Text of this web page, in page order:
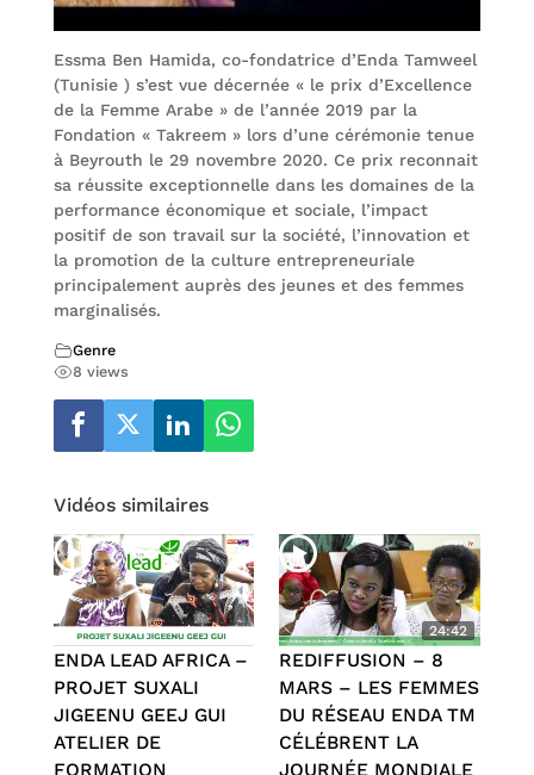
Essma Ben Hamida, co-fondatrice d’Enda Tamweel
(Tunisie ) s’est vue décernée « le prix d’Excellence
de la Femme Arabe » de l’année 2019 par la
Fondation « Takreem » lors d’une cérémonie tenue
à Beyrouth le 29 novembre 2020. Ce prix reconnait
sa réussite exceptionnelle dans les domaines de la
performance économique et sociale, l’impact
positif de son travail sur la société, l’innovation et
la promotion de la culture entrepreneuriale
principalement auprès des jeunes et des femmes
marginalisés.
Genre
8 views
Vidéos similaires
ENDA LEAD AFRICA –
PROJET SUXALI
JIGEENU GEEJ GUI
ATELIER DE
FORMATION
24:42
REDIFFUSION – 8
MARS – LES FEMMES
DU RÉSEAU ENDA TM
CÉLÉBRENT LA
JOURNÉE MONDIALE